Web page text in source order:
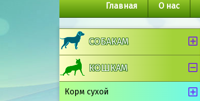
Главная О нас
СОБАКАМ
КОШКАМ
Корм сухой